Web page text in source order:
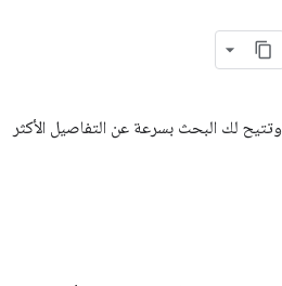
لك البحث بسرعة عن التفاصيل الأكثر